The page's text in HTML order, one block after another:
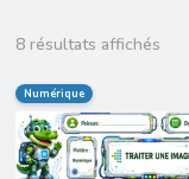
8 résultats affichés
Numérique